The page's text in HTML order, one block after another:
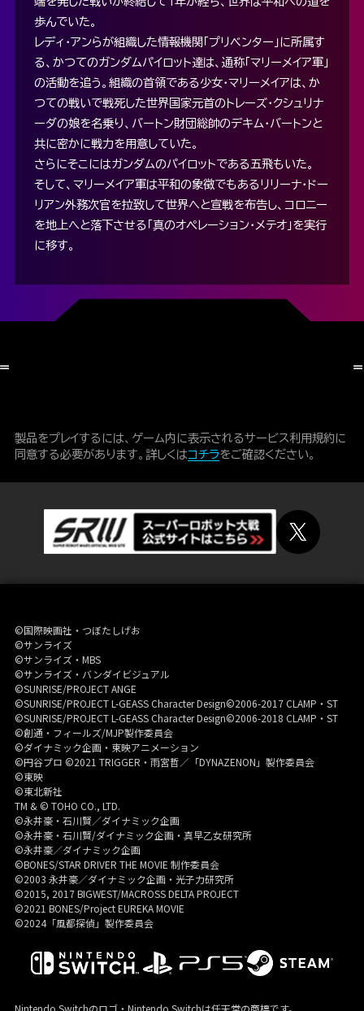
歩んでいた。
レディ・アンらが組織した情報機関「プリベンター」に所属す
る、かつてのガンダムパイロット達は、通称「マリーメイア軍」
の活動を追う。組織の首領である少女・マリーメイアは、か
つての戦いで戦死した世界国家元首のトレーズ・クシュリナ
ーダの娘を名乗り、バートン財団総帥のデキム・バートンと
共に密かに戦力を用意していた。
さらにそこにはガンダムのパイロットである五飛もいた。
そして、マリーメイア軍は平和の象徴でもあるリリーナ・ドー
リアン外務次官を拉致して世界へと宣戦を布告し、コロニー
を地上へと落下させる「真のオペレーション・メテオ」を実行
に移す。
製品をプレイするには、ゲーム内に表示されるサービス利用規約に
同意する必要があります。詳しくはコチラをご確認ください。
©国際映画社・つぼたしげお
©サンライズ
©サンライズ・MBS
©サンライズ・バンダイビジュアル
©SUNRISE/PROJECT ANGE
©SUNRISE/PROJECT L-GEASS Character Design©2006-2017 CLAMP・ST
©SUNRISE/PROJECT L-GEASS Character Design©2006-2018 CLAMP・ST
©創通・フィールズ/MJP製作委員会
©ダイナミック企画・東映アニメーション
©円谷プロ ©2021 TRIGGER・雨宮哲／「DYNAZENON」製作委員会
©東映
©東北新社
TM & © TOHO CO., LTD.
©永井豪・石川賢／ダイナミック企画
©永井豪・石川賢/ダイナミック企画・真早乙女研究所
©永井豪／ダイナミック企画
©BONES/STAR DRIVER THE MOVIE 制作委員会
©2003 永井豪／ダイナミック企画・光子力研究所
©2015, 2017 BIGWEST/MACROSS DELTA PROJECT
©2021 BONES/Project EUREKA MOVIE
©2024「風都探偵」製作委員会